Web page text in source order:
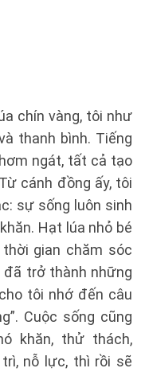
chín vàng, tôi như
thanh bình. Tiếng
ngát, tất cả tạo
cánh đồng ấy, tôi
sự sống luôn sinh
Hạt lúa nhỏ bé
gian chăm sóc
đã trở thành những
tôi nhớ đến câu
Cuộc sống cũng
khăn, thử thách,
nỗ lực, thì rồi sẽ